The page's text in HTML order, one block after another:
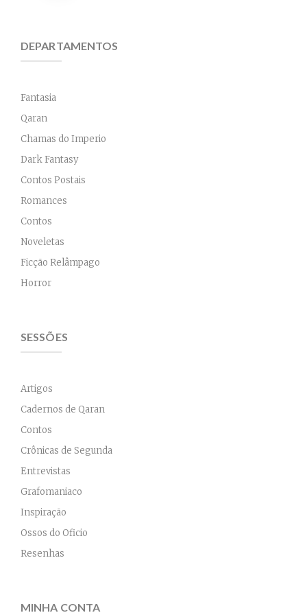
R$49,90.
DEPARTAMENTOS
Fantasia
Qaran
Chamas do Imperio
Dark Fantasy
Contos Postais
Romances
Contos
Noveletas
Ficção Relâmpago
Horror
SESSÕES
Artigos
Cadernos de Qaran
Contos
Crônicas de Segunda
Entrevistas
Grafomaniaco
Inspiração
Ossos do Oficio
Resenhas
MINHA CONTA